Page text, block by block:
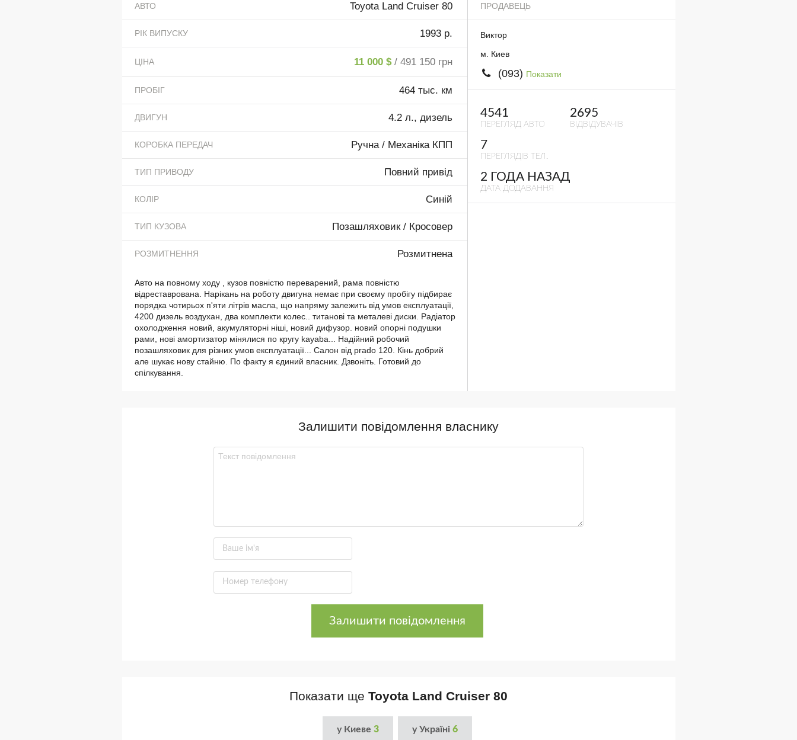
АВТО Toyota Land Cruiser 80
РІК ВИПУСКУ 1993 р.
ЦІНА 11 000 $ / 491 150 грн
ПРОБІГ 464 тыс. км
ДВИГУН 4.2 л., дизель
КОРОБКА ПЕРЕДАЧ Ручна / Механіка КПП
ТИП ПРИВОДУ Повний привід
КОЛІР Синій
ТИП КУЗОВА Позашляховик / Кросовер
РОЗМИТНЕННЯ Розмитнена
Авто на повному ходу , кузов повністю переварений, рама повністю
відреставрована. Нарікань на роботу двигуна немає при своєму пробігу підбирає
порядка чотирьох п'яти літрів масла, що напряму залежить від умов експлуатації,
4200 дизель воздухан, два комплекти колес.. титанові та металеві диски. Радіатор
охолодження новий, акумуляторні ніші, новий дифузор. новий опорні подушки
рами, нові амортизатор мінялися по кругу kayaba... Надійний робочий
позашляховик для різних умов експлуатації... Салон від prado 120. Кінь добрий
але шукає нову стайню. По факту я єдиний власник. Дзвоніть. Готовий до
спілкування.
ПРОДАВЕЦЬ
Виктор
м. Киев
(093) Показати
4541
ПЕРЕГЛЯД АВТО
2695
ВІДВІДУВАЧІВ
7
ПЕРЕГЛЯДІВ ТЕЛ.
2 ГОДА НАЗАД
ДАТА ДОДАВАННЯ
Залишити повідомлення власнику
Залишити повідомлення
Показати ще Toyota Land Cruiser 80
у Киеве 3 у Україні 6